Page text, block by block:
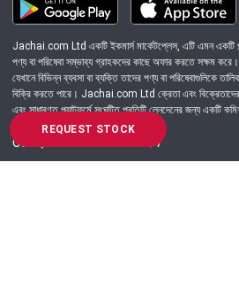
REQUEST STOCK
Jachai.com Ltd একটি ইকমার্স মার্কেটপ্লেস, এটি এমন একটি
পণ্য বা পরিষেবা সম্ভাব্য গ্রাহকদের কাছে অফার করতে সক্ষম
যেখানে বিভিন্ন ব্যবসা বা ব্যক্তি তাদের পণ্য বা পরিষেবাগুলিকে
বিক্রি করতে পারে। Jachai.com Ltd ক্রেতা এবং বিক্রেতাদের
এবং সাধারণত প্ল্যাটফর্মে সংঘটিত প্রতিটি লেনদেনের জন্য একটি
Got Question? Call us 24/7